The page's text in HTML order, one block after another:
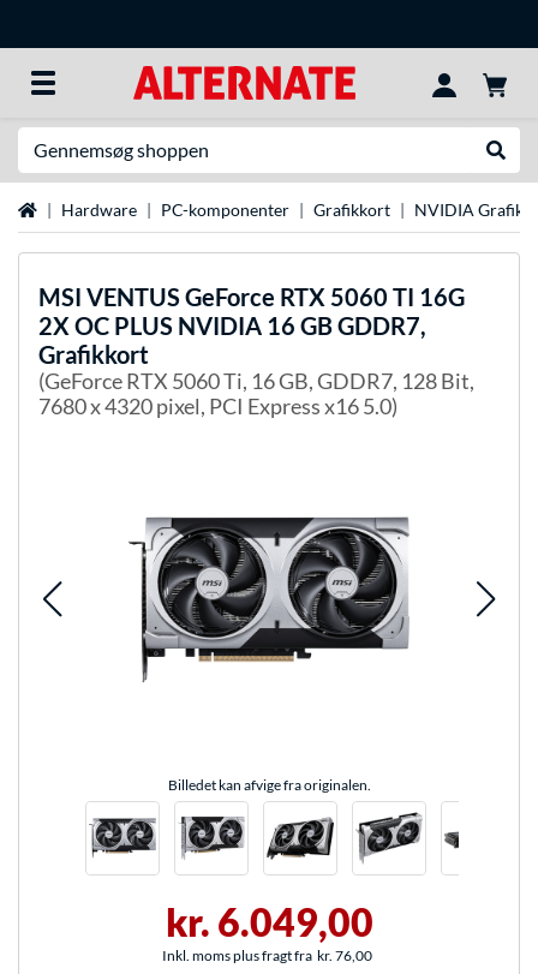
StartsideHardware PC-komponenter Grafikkort NVIDIA
MSI VENTUS GeForce RTX 5060 TI 16G
2X OC PLUS NVIDIA 16 GB GDDR7,
Grafikkort
(GeForce RTX 5060 Ti, 16 GB, GDDR7, 128 Bit,
7680 x 4320 pixel, PCI Express x16 5.0)
Billedet kan afvige fra originalen.
kr. 6.049,00
Inkl. moms plus fragt fra kr. 76,00